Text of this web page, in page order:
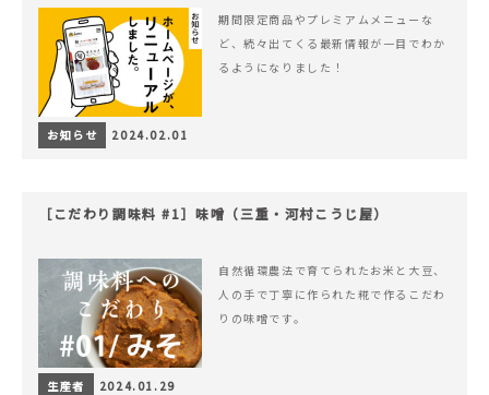
期間限定商品やプレミアムメニューな
ど、続々出てくる最新情報が一目でわか
るようになりました！
お知らせ 2024.02.01
［こだわり調味料 #1］味噌（三重・河村こうじ屋）
自然循環農法で育てられたお米と大豆、
人の手で丁寧に作られた糀で作るこだわ
りの味噌です。
生産者 2024.01.29